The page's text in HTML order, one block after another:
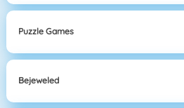
Puzzle Games
Bejeweled